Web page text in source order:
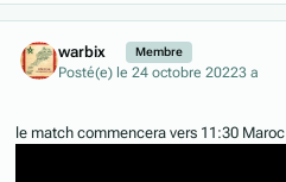
warbix Membre
Posté(e) le 24 octobre 20223 a
le match commencera vers 11:30 Maroc